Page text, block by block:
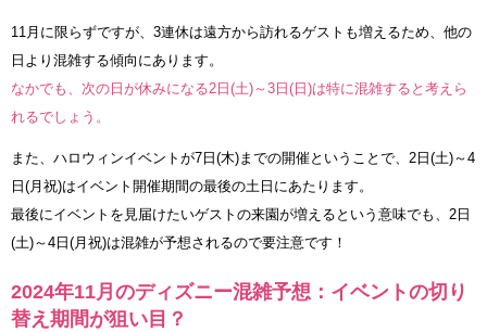
11月に限らずですが、3連休は遠方から訪れるゲストも増えるため、他の
日より混雑する傾向にあります。
なかでも、次の日が休みになる2日(土)～3日(日)は特に混雑すると考えら
れるでしょう。
また、ハロウィンイベントが7日(木)までの開催ということで、2日(土)～4
日(月祝)はイベント開催期間の最後の土日にあたります。
最後にイベントを見届けたいゲストの来園が増えるという意味でも、2日
(土)～4日(月祝)は混雑が予想されるので要注意です！
2024年11月のディズニー混雑予想：イベントの切り
替え期間が狙い目？